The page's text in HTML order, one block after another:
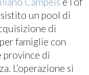
un pool di
di
famiglie con
di
L’operazione si